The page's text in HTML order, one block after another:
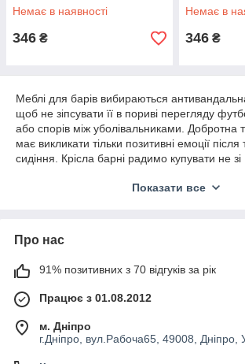
Немає в наявності
346 ₴
Немає в
346 ₴
Меблі для барів вибираються
щоб не зіпсувати її в пориві перегляду
або спорів між уболівальниками. Добротна
має викликати тільки позитивні емоції після
сидіння. Крісла барні радимо купувати не зі
залишки випадково пролитого залигами
вирішує, варто заходити сюди або вибрати
Кожне заведення громадського харчування
просуванні своїх послуг і збільшенні кількості
складником клієнтоорієнтованості є
інтер'єру.
Показати все
Про нас
91% позитивних з 70 відгуків за рік
Працює з 01.08.2012
м. Дніпро
г.Дніпро, вул.Рабоча65, 49008, Дніпро,